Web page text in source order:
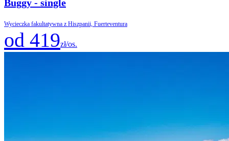
Buggy - single
Wycieczka fakultatywna z Hiszpanii, Fuerteventura
od 419zł/os.